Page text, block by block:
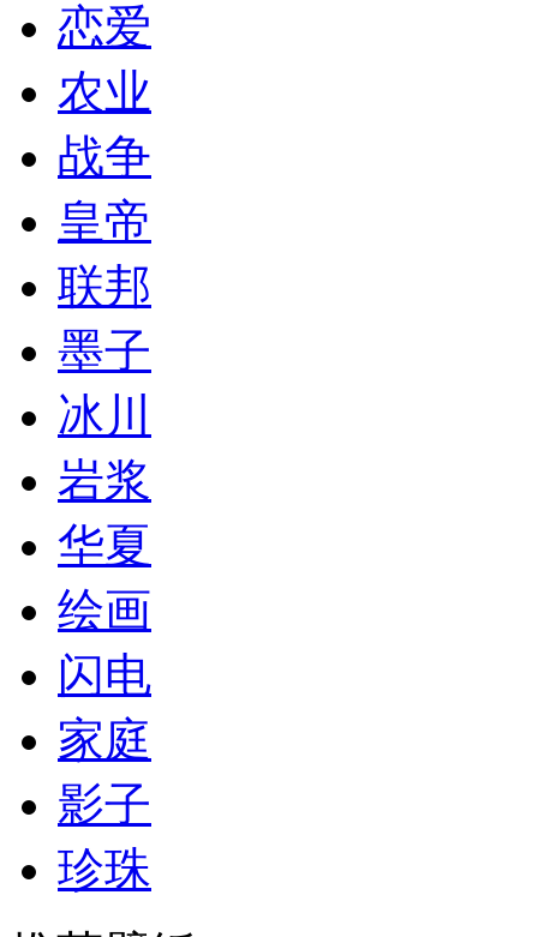
恋爱
农业
战争
皇帝
联邦
墨子
冰川
岩浆
华夏
绘画
闪电
家庭
影子
珍珠